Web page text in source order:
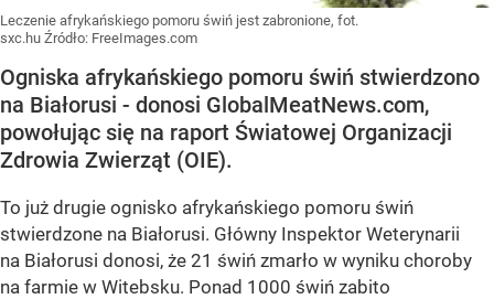
Leczenie afrykańskiego pomoru świń jest zabronione, fot.
sxc.hu Źródło: FreeImages.com
Ogniska afrykańskiego pomoru świń stwierdzono
na Białorusi - donosi GlobalMeatNews.com,
powołując się na raport Światowej Organizacji
Zdrowia Zwierząt (OIE).
To już drugie ognisko afrykańskiego pomoru świń
stwierdzone na Białorusi. Główny Inspektor Weterynarii
na Białorusi donosi, że 21 świń zmarło w wyniku choroby
na farmie w Witebsku. Ponad 1000 świń zabito